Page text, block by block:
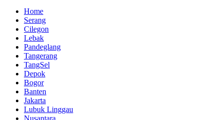
Home
Serang
Cilegon
Lebak
Pandeglang
Tangerang
TangSel
Depok
Bogor
Banten
Jakarta
Lubuk Linggau